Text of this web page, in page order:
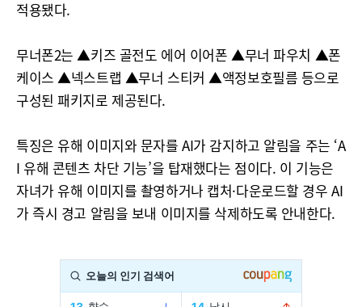
적용됐다.
무너폰2는 ▲키즈 골전도 에어 이어폰 ▲무너 파우치 ▲폰
케이스 ▲넥스트랩 ▲무너 스티커 ▲액정보호필름 등으로
구성된 패키지로 제공된다.
특징은 유해 이미지와 문자를 AI가 감지하고 알림을 주는 ‘A
I 유해 콘텐츠 차단 기능’을 탑재했다는 점이다. 이 기능은
자녀가 유해 이미지를 촬영하거나 캡처·다운로드할 경우 AI
가 즉시 경고 알림을 보내 이미지를 삭제하도록 안내한다.